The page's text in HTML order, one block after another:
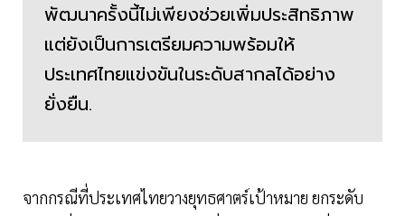
พัฒนาครั้งนี้ไม่เพียงช่วยเพิ่มประสิทธิภาพ
แต่ยังเป็นการเตรียมความพร้อมให้
ประเทศไทยแข่งขันในระดับสากลได้อย่าง
ยั่งยืน.
จากกรณีที่ประเทศไทยวางยุทธศาตร์เป้าหมาย ยกระดับ